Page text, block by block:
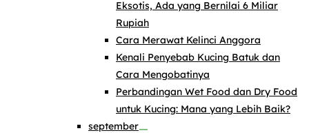
Eksotis, Ada yang Bernilai 6 Miliar
Rupiah
Cara Merawat Kelinci Anggora
Kenali Penyebab Kucing Batuk dan
Cara Mengobatinya
Perbandingan Wet Food dan Dry Food
untuk Kucing: Mana yang Lebih Baik?
september